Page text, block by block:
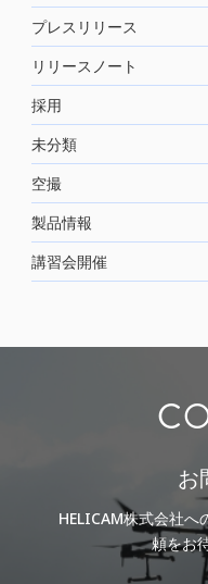
プレスリリース
リリースノート
採用
未分類
空撮
製品情報
講習会開催
お
HELICAM株式会社へ
頼をお